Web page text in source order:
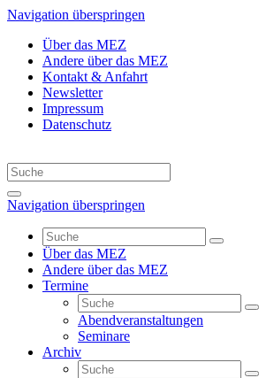
Navigation überspringen
Über das MEZ
Andere über das MEZ
Kontakt & Anfahrt
Newsletter
Impressum
Datenschutz
Navigation überspringen
Über das MEZ
Andere über das MEZ
Termine
Abendveranstaltungen
Seminare
Archiv